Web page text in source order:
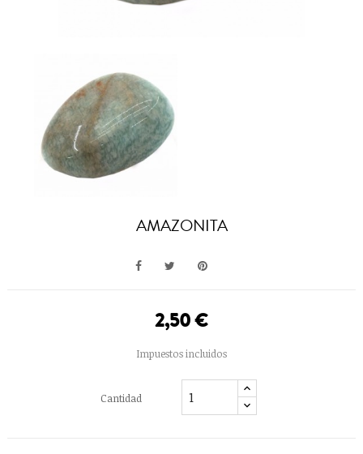
AMAZONITA
2,50 €
Impuestos incluidos
Cantidad